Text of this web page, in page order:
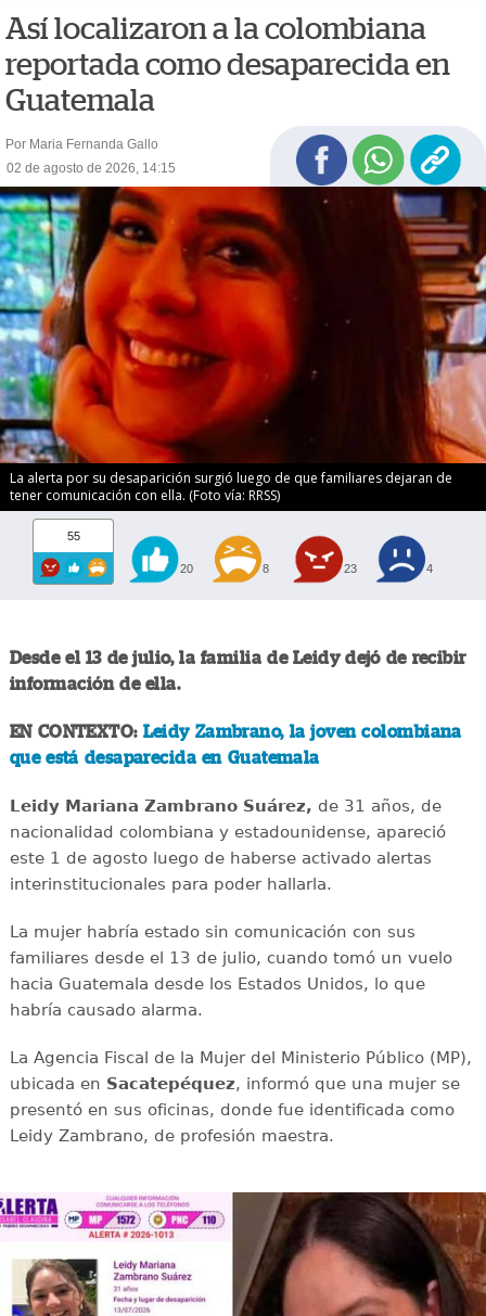
Así localizaron a la colombiana
reportada como desaparecida en
Guatemala
Por Maria Fernanda Gallo
02 de agosto de 2026, 14:15
La alerta por su desaparición surgió luego de que familiares dejaran de
tener comunicación con ella. (Foto vía: RRSS)
55
20 8 23 4
Desde el 13 de julio, la familia de Leidy dejó de recibir
información de ella.
EN CONTEXTO:Leidy Zambrano, la joven colombiana
que está desaparecida en Guatemala
Leidy Mariana Zambrano Suárez, de 31 años, de
nacionalidad colombiana y estadounidense, apareció
este 1 de agosto luego de haberse activado alertas
interinstitucionales para poder hallarla.
La mujer habría estado sin comunicación con sus
familiares desde el 13 de julio, cuando tomó un vuelo
hacia Guatemala desde los Estados Unidos, lo que
habría causado alarma.
La Agencia Fiscal de la Mujer del Ministerio Público (MP),
ubicada en Sacatepéquez, informó que una mujer se
presentó en sus oficinas, donde fue identificada como
Leidy Zambrano, de profesión maestra.